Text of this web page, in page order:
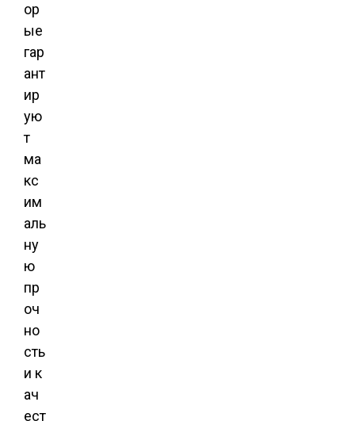
ор
ые
гар
ант
ир
ую
т
ма
кс
им
аль
ну
ю
пр
оч
но
сть
и к
ач
ест